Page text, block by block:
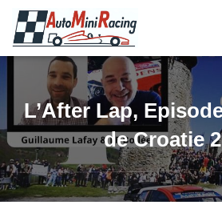
L’After Lap,
de Croatie